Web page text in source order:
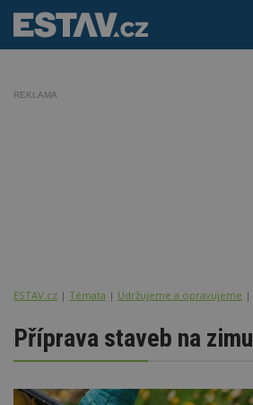
REKLAMA
ESTAV.cz Témata Udržujeme a opravujeme
Příprava staveb na zimu